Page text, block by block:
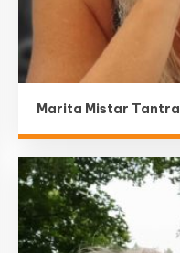
Marita Mistar Tantra